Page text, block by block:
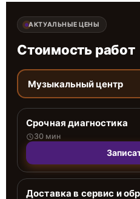
АКТУАЛЬНЫЕ ЦЕНЫ
Стоимость работ
Музыкальный центр
Срочная диагностика
30 мин
Доставка в сервис и